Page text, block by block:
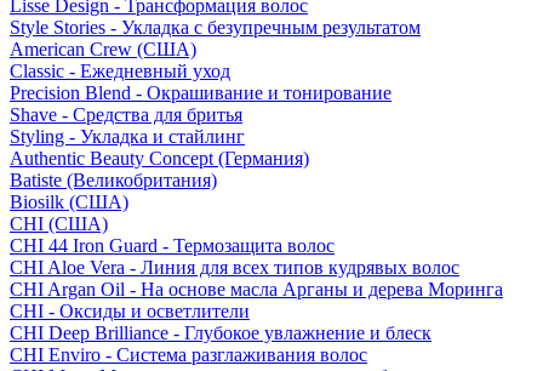
Lisse Design - Трансформация волос
Style Stories - Укладка с безупречным результатом
American Crew (США)
Classic - Ежедневный уход
Precision Blend - Окрашивание и тонирование
Shave - Средства для бритья
Styling - Укладка и стайлинг
Authentic Beauty Concept (Германия)
Batiste (Великобритания)
Biosilk (США)
CHI (США)
CHI 44 Iron Guard - Термозащита волос
CHI Aloe Vera - Линия для всех типов кудрявых волос
CHI Argan Oil - На основе масла Арганы и дерева Моринга
CHI - Оксиды и осветлители
CHI Deep Brilliance - Глубокое увлажнение и блеск
CHI Enviro - Система разглаживания волос